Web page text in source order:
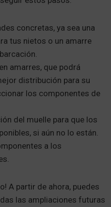
concretas, ya sea una
tus nietos o un amarre
amarres, que podrá
distribución para su
los componentes de
del muelle para que los
si aún no lo están.
a los
A partir de ahora, puedes
las ampliaciones futuras